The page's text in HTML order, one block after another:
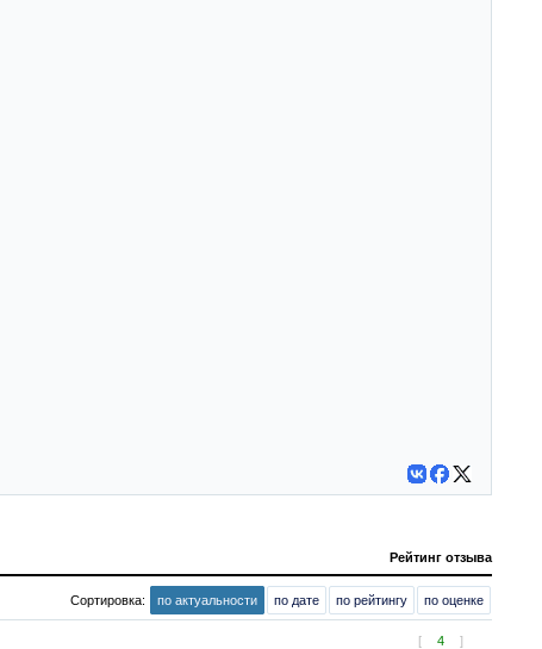
Рейтинг отзыва
Сортировка: по актуальности по дате по рейтингу по оценке
[ 4 ]